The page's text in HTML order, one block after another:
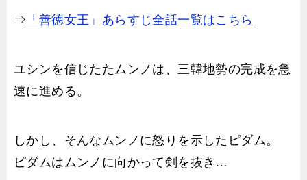
⇒ 「善徳女王」あらすじ全話一覧はこちら
ユシンを信じたたムンノは、三韓地勢の完成を急
速に進める。
しかし、そんなムンノに怒りを示したピダム。
ピダムはムンノに向かって剣を抜き…